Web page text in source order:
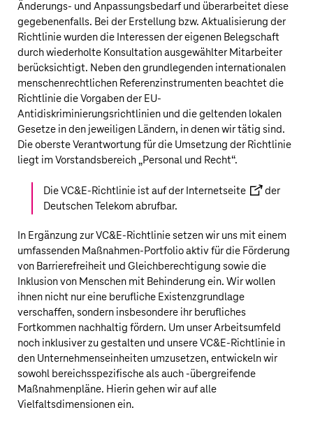
Änderungs- und Anpassungsbedarf und überarbeitet diese
gegebenenfalls. Bei der Erstellung bzw. Aktualisierung der
Richtlinie wurden die Interessen der eigenen Belegschaft
durch wiederholte Konsultation ausgewählter Mitarbeiter
berücksichtigt. Neben den grundlegenden internationalen
menschenrechtlichen Referenzinstrumenten beachtet die
Richtlinie die Vorgaben der EU-
Antidiskriminierungsrichtlinien und die geltenden lokalen
Gesetze in den jeweiligen Ländern, in denen wir tätig sind.
Die oberste Verantwortung für die Umsetzung der Richtlinie
liegt im Vorstandsbereich „Personal und Recht“.
Die VC&E-Richtlinie ist auf der Internetseite
der
Deutschen Telekom abrufbar.
In Ergänzung zur VC&E-Richtlinie setzen wir uns mit einem
umfassenden Maßnahmen-Portfolio aktiv für die Förderung
von Barrierefreiheit und Gleichberechtigung sowie die
Inklusion von Menschen mit Behinderung ein. Wir wollen
ihnen nicht nur eine berufliche Existenzgrundlage
verschaffen, sondern insbesondere ihr berufliches
Fortkommen nachhaltig fördern. Um unser Arbeitsumfeld
noch inklusiver zu gestalten und unsere VC&E-Richtlinie in
den Unternehmenseinheiten umzusetzen, entwickeln wir
sowohl bereichsspezifische als auch ‑übergreifende
Maßnahmenpläne. Hierin gehen wir auf alle
Vielfaltsdimensionen ein.